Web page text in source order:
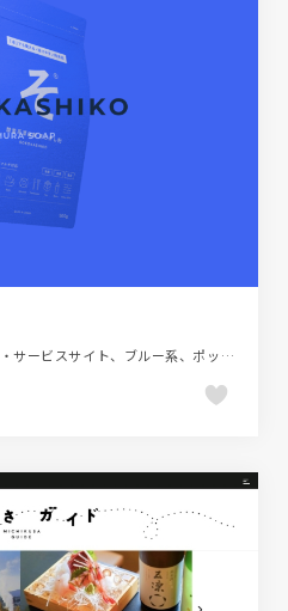
イラスト、シンプル、ブランド・サービスサイト、ブルー系、ポップ、モーション多め、商品紹介